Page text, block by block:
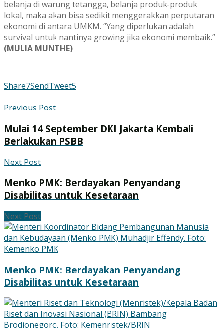
belanja di warung tetangga, belanja produk-produk
lokal, maka akan bisa sedikit menggerakkan perputaran
ekonomi di antara UMKM. “Yang diperlukan adalah
survival untuk nantinya growing jika ekonomi membaik.”
(MULIA MUNTHE)
Share7SendTweet5
Previous Post
Mulai 14 September DKI Jakarta Kembali
Berlakukan PSBB
Next Post
Menko PMK: Berdayakan Penyandang
Disabilitas untuk Kesetaraan
Next Post
Menko PMK: Berdayakan Penyandang
Disabilitas untuk Kesetaraan